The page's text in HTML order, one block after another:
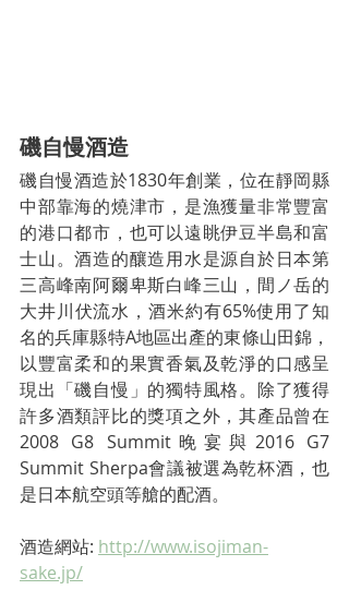
磯自慢酒造
磯自慢酒造於1830年創業，位在靜岡縣
中部靠海的燒津市，是漁獲量非常豐富
的港口都市，也可以遠眺伊豆半島和富
士山。酒造的釀造用水是源自於日本第
三高峰南阿爾卑斯白峰三山，間ノ岳的
大井川伏流水，酒米約有65%使用了知
名的兵庫縣特A地區出產的東條山田錦，
以豐富柔和的果實香氣及乾淨的口感呈
現出「磯自慢」的獨特風格。除了獲得
許多酒類評比的獎項之外，其產品曾在
2008 G8 Summit晚宴與2016 G7
Summit Sherpa會議被選為乾杯酒，也
是日本航空頭等艙的配酒。
酒造網站: http://www.isojiman-
sake.jp/